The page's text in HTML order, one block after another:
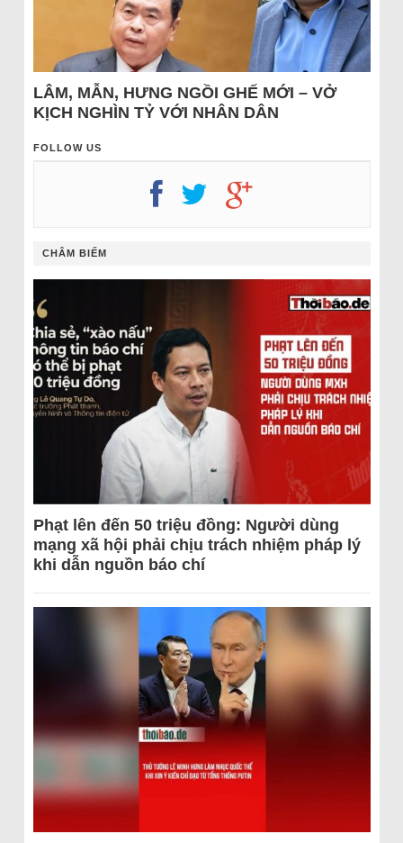
LÂM, MẪN, HƯNG NGỒI GHẾ MỚI – VỞ
KỊCH NGHÌN TỶ VỚI NHÂN DÂN
FOLLOW US
CHÂM BIẾM
Phạt lên đến 50 triệu đồng: Người dùng
mạng xã hội phải chịu trách nhiệm pháp lý
khi dẫn nguồn báo chí